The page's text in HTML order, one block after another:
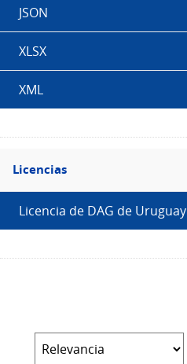
JSON
XLSX
XML
Filtro
Licencias
Licencias
Licencia de DAG de Uruguay